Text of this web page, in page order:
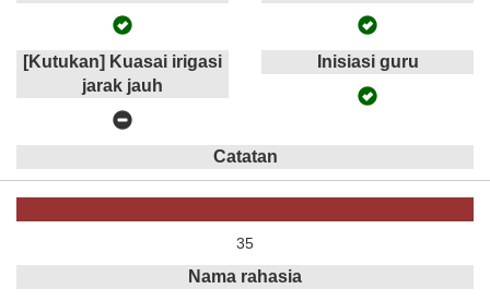
[Kutukan] Kuasai irigasi
jarak jauh
Inisiasi guru
Catatan
35
Nama rahasia